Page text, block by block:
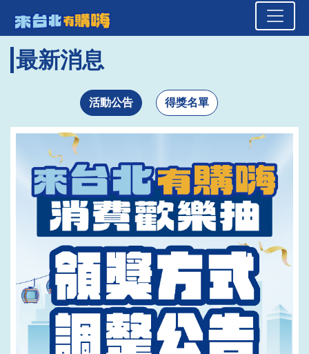
跳到主要內容區塊
最新消息
活動公告 得獎名單